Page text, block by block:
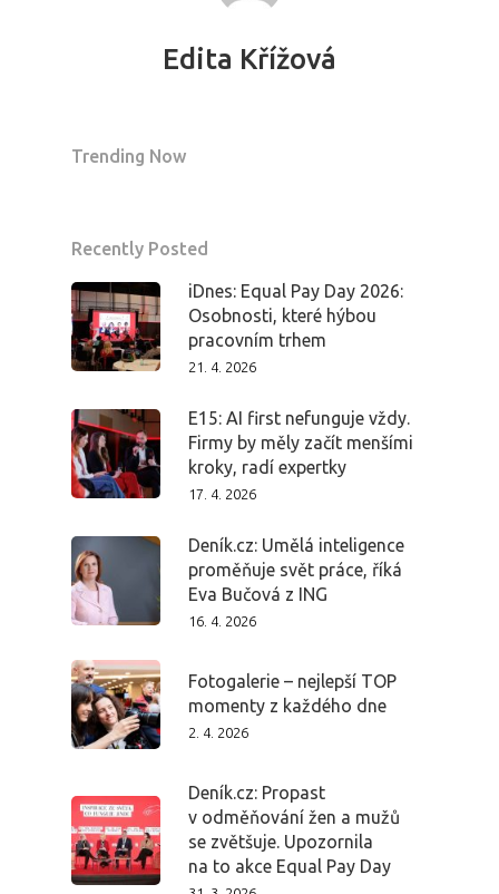
Edita Křížová
Trending Now
Recently Posted
iDnes: Equal Pay Day 2026:
Osobnosti, které hýbou
pracovním trhem
21. 4. 2026
E15: AI first nefunguje vždy.
Firmy by měly začít menšími
kroky, radí expertky
17. 4. 2026
Deník.cz: Umělá inteligence
proměňuje svět práce, říká
Eva Bučová z ING
16. 4. 2026
Fotogalerie – nejlepší TOP
momenty z každého dne
2. 4. 2026
Deník.cz: Propast
v odměňování žen a mužů
se zvětšuje. Upozornila
na to akce Equal Pay Day